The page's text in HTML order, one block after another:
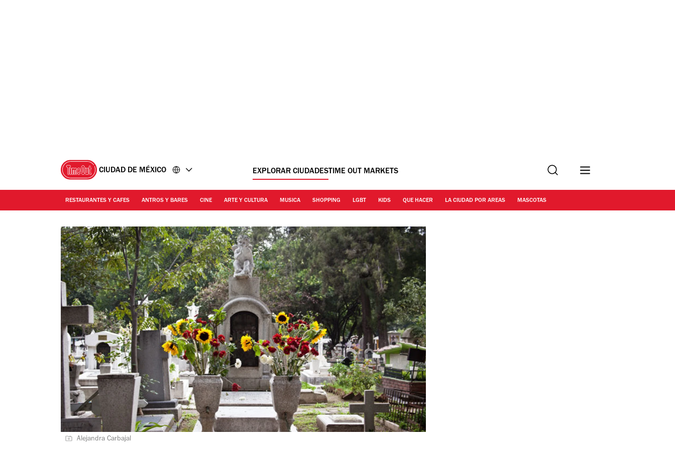
CIUDAD DE MÉXICO EXPLORAR CIUDADESTIME OUT MARKETS Buscar
RESTAURANTES Y CAFES ANTROS Y BARES CINE ARTE Y CULTURA MUSICA SHOPPING LGBT KIDS QUE HACER LA CIUDAD POR AREAS MASCOTAS
Alejandra Carbajal